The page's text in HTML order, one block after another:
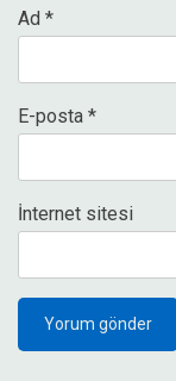
Ad *
E-posta *
İnternet sitesi